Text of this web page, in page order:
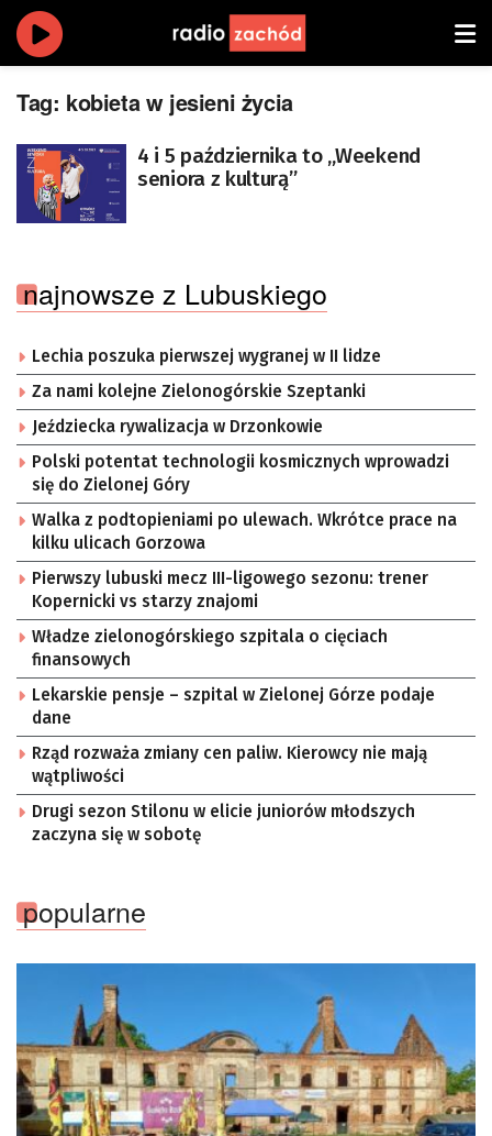
Tag: kobieta w jesieni życia
4 i 5 października to „Weekend
seniora z kulturą”
najnowsze z Lubuskiego
Lechia poszuka pierwszej wygranej w II lidze
Za nami kolejne Zielonogórskie Szeptanki
Jeździecka rywalizacja w Drzonkowie
Polski potentat technologii kosmicznych wprowadzi
się do Zielonej Góry
Walka z podtopieniami po ulewach. Wkrótce prace na
kilku ulicach Gorzowa
Pierwszy lubuski mecz III-ligowego sezonu: trener
Kopernicki vs starzy znajomi
Władze zielonogórskiego szpitala o cięciach
finansowych
Lekarskie pensje – szpital w Zielonej Górze podaje
dane
Rząd rozważa zmiany cen paliw. Kierowcy nie mają
wątpliwości
Drugi sezon Stilonu w elicie juniorów młodszych
zaczyna się w sobotę
popularne